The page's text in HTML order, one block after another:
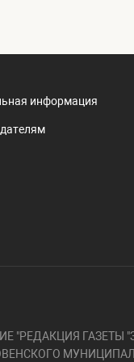
информация
"РЕДАКЦИЯ ГАЗЕТЫ